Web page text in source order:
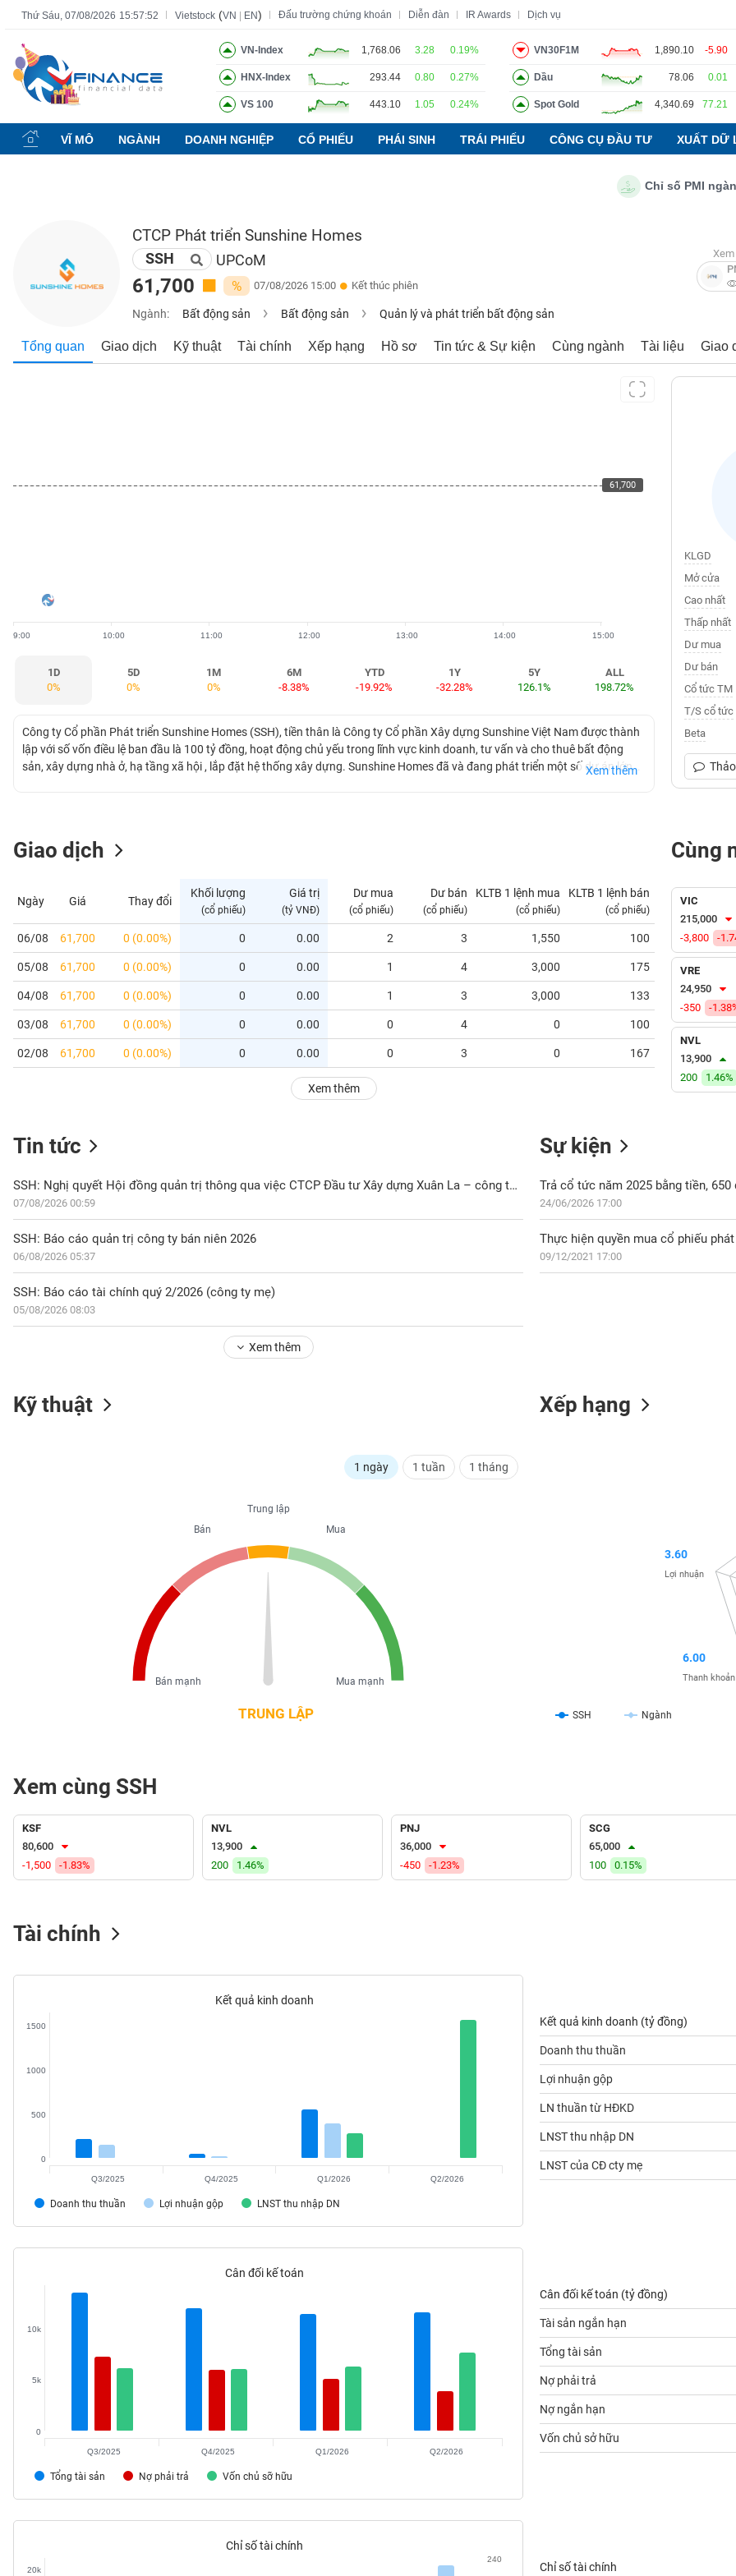
Thứ Sáu, 07/08/2026 15:57:53 Vietstock (VN EN) Đấu trường chứng khoán Diễn đàn IR Awards Dịch vụ
VN-Index 1,768.06 3.28 0.19%
HNX-Index 293.44 0.80 0.27%
VS 100 443.10 1.05 0.24%
VN30F1M 1,890.10 -5.90
Dầu 78.06 0.01
Spot Gold 4,340.69 77.21
VĨ MÔ NGÀNH DOANH NGHIỆP CỔ PHIẾU PHÁI SINH TRÁI PHIẾU CÔNG CỤ ĐẦU TƯ XUẤT DỮ
Chỉ số PMI ngành
CTCP Phát triển Sunshine Homes
SSH UPCoM
61,700 % 07/08/2026 15:00 Kết thúc phiên
Ngành: Bất động sản Bất động sản Quản lý và phát triển bất động sản
Tổng quan Giao dịch Kỹ thuật Tài chính Xếp hạng Hồ sơ Tin tức & Sự kiện Cùng ngành Tài liệu Giao
61,700
9:00 10:00 11:00 12:00 13:00 14:00 15:00
61,700
1D
0%
5D
0%
1M
0%
6M
-8.38%
YTD
-19.92%
1Y
-32.28%
5Y
126.1%
ALL
198.72%
Công ty Cổ phần Phát triển Sunshine Homes (SSH), tiền thân là Công ty Cổ phần Xây dựng Sunshine Việt Nam được thành
lập với số vốn điều lệ ban đầu là 100 tỷ đồng, hoạt động chủ yếu trong lĩnh vực kinh doanh, tư vấn và cho thuê bất động
sản, xây dựng nhà ở, hạ tầng xã hội , lắp đặt hệ thống xây dựng. Sunshine Homes đã và đang phát triển một số dự án lớn
Xem thêm
KLGD
Mở cửa
Cao nhất
Thấp nhất
Dư mua
Dư bán
Cổ tức TM
T/S cổ tức
Beta
Giao dịch
Ngày Giá Thay đổi
Khối lượng
(cổ phiếu)
Giá trị
(tỷ VNĐ)
Dư mua
(cổ phiếu)
Dư bán
(cổ phiếu)
KLTB 1 lệnh mua
(cổ phiếu)
KLTB 1 lệnh bán
(cổ phiếu)
06/08 61,700 0 (0.00%) 0 0.00 2 3 1,550 100 0.00
05/08 61,700 0 (0.00%) 0 0.00 1 4 3,000 175
04/08 61,700 0 (0.00%) 0 0.00 1 3 3,000 133 0.00
03/08 61,700 0 (0.00%) 0 0.00 0 4 0 100 0.00
02/08 61,700 0 (0.00%) 0 0.00 0 3 0 167 0.00
Xem thêm
Cùng
VIC
215,000
-3,800
-
VRE
24,950
-350
-
NVL
13,900
200
1.46%
Tin tức
SSH: Nghị quyết Hội đồng quản trị thông qua việc CTCP Đầu tư Xây dựng Xuân La – công ty con nhận chuyển nhượng một phần Dự án Khu trung tâm khu đô thị Tây Hồ Tây
07/08/2026 00:59
SSH: Báo cáo quản trị công ty bán niên 2026
06/08/2026 05:37
SSH: Báo cáo tài chính quý 2/2026 (công ty mẹ)
05/08/2026 08:03
Xem thêm
Sự kiện
Trả cổ tức năm 2025 bằng tiền, 650
24/06/2026 17:00
Thực hiện quyền mua cổ phiếu
09/12/2021 17:00
Kỹ thuật
1 ngày 1 tuần 1 tháng
TRUNG LẬP
Trung lập
Mua
Mua mạnh
Bán
Bán mạnh
Xếp hạng
SSH Ngành
6.00
Thanh khoản
3.60
Lợi nhuận
Xem cùng SSH
KSF
80,600
-1,500
-1.83%
NVL
13,900
200
1.46%
PNJ
36,000
-450
-1.23%
SCG
65,000
100
0.15%
Tài chính
Kết quả kinh doanh
Doanh thu thuần Lợi nhuận gộp LNST thu nhập DN
0
500
1000
1500
Q3/2025 Q4/2025 Q1/2026 Q2/2026
Kết quả kinh doanh (tỷ đồng)
Doanh thu thuần
Lợi nhuận gộp
LN thuần từ HĐKD
LNST thu nhập DN
LNST của CĐ cty mẹ
Cân đối kế toán
Tổng tài sản Nợ phải trả Vốn chủ sỡ hữu
0
5k
10k
Q3/2025 Q4/2025 Q1/2026 Q2/2026
Cân đối kế toán (tỷ đồng)
Tài sản ngắn hạn
Tổng tài sản
Nợ phải trả
Nợ ngắn hạn
Vốn chủ sở hữu
Chỉ số tài chính
20k
240
Chỉ số tài chính
Tất cả Tính năng Ngành Mã chứng khoán Lãnh đạo Báo cáo phân tích Thuật ngữ
Tính
năng
(-)
CHỨNG
KHOÁN
NGHIỆP
GIỚI
CÁ
NHÂN
PHÂN
TÍCH
VIETSTOCKFINANCE
DOANH
NGHIỆP
CỔ
PHIẾU
SINH
(-)
VS-
SECTOR
NGUYÊN
NGHIỆP
TIÊU
THIẾT
TIÊU
THIẾT
CHĂM